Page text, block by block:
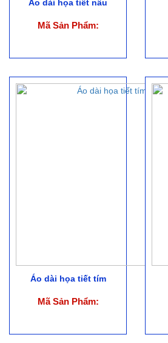
Áo dài họa tiết nâu
Mã Sản Phẩm:
Áo dài họa tiết tím
Mã Sản Phẩm: